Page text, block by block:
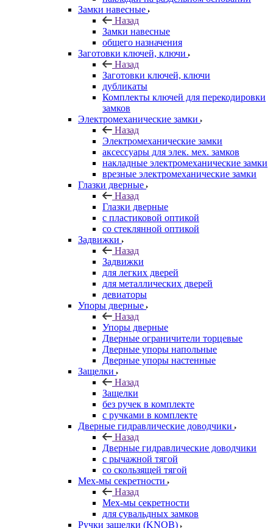
Замки навесные
Назад
Замки навесные
общего назначения
Заготовки ключей, ключи
Назад
Заготовки ключей, ключи
дубликаты
Комплекты ключей для перекодировки
замков
Электромеханические замки
Назад
Электромеханические замки
аксессуары для элек. мех. замков
накладные электромеханические замки
врезные электромеханические замки
Глазки дверные
Назад
Глазки дверные
с пластиковой оптикой
со стеклянной оптикой
Задвижки
Назад
Задвижки
для легких дверей
для металлических дверей
девиаторы
Упоры дверные
Назад
Упоры дверные
Дверные ограничители торцевые
Дверные упоры напольные
Дверные упоры настенные
Защелки
Назад
Защелки
без ручек в комплекте
с ручками в комплекте
Дверные гидравлические доводчики
Назад
Дверные гидравлические доводчики
с рычажной тягой
со скользящей тягой
Мех-мы секретности
Назад
Мех-мы секретности
для сувальдных замков
Ручки защелки (KNOB)